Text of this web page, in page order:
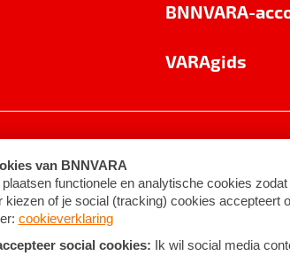
BNNVARA-
VARAgids
Algemene voorwaarden ©2026